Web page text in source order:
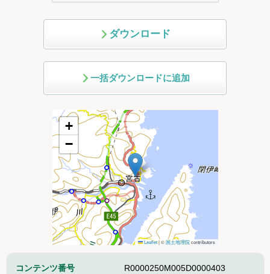
ダウンロード
一括ダウンロードに追加
+
−
Leaflet|©国土地理院contributors
コンテンツ番号 R0000250M005D0000403